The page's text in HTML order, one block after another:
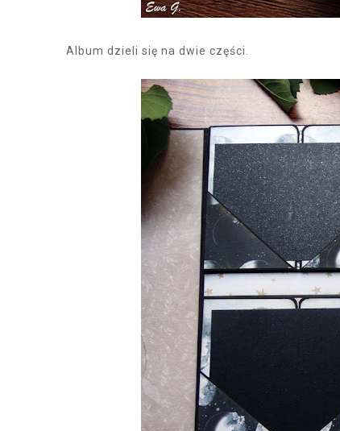
Album dzieli się na dwie części.